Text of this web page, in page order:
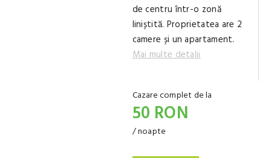
de centru într-o zonă
liniștită. Proprietatea are 2
camere și un apartament.
Mai multe detalii
Cazare complet de la
50 RON
/ noapte